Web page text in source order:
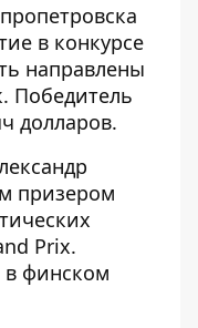
в конкурсе
направлены
Победитель
долларов.
призером
Prix.
финском